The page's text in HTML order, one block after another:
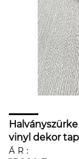
vinyl dekor
ÁR: